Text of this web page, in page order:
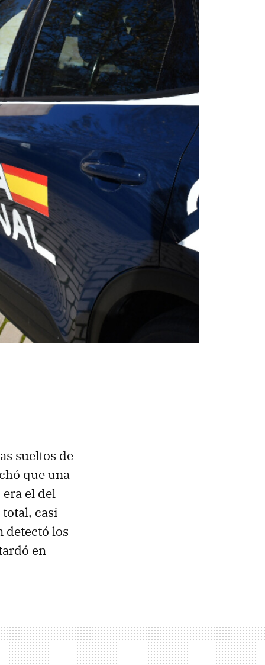
sueltos de
que una
el del
casi
detectó los
en